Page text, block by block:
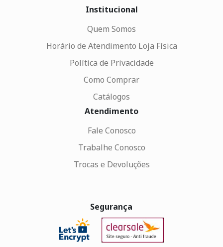
Institucional
Quem Somos
Horário de Atendimento Loja Física
Política de Privacidade
Como Comprar
Catálogos
Atendimento
Fale Conosco
Trabalhe Conosco
Trocas e Devoluções
Segurança